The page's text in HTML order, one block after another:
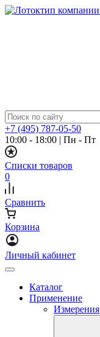
+7 (495) 787-05-50
10:00 - 18:00 | Пн - Пт
Списки товаров
0
Сравнить
Корзина
Личный кабинет
Каталог
Применение
Измерения